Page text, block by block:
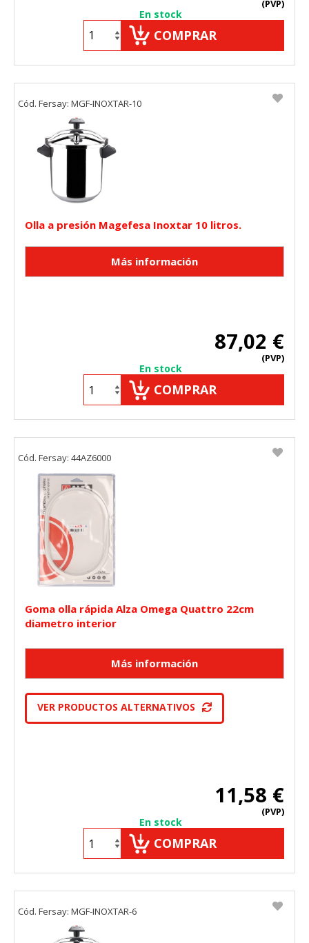
(PVP)
En stock
COMPRAR
Olla a presión Magefesa Inoxtar 10 litros.
87,02 €
(PVP)
En stock
COMPRAR
Cód. Fersay: MGF-INOXTAR-10
Goma olla rápida Alza Omega Quattro 22cm
diametro interior
VER PRODUCTOS ALTERNATIVOS
11,58 €
(PVP)
En stock
COMPRAR
Cód. Fersay: 44AZ6000
Cód. Fersay: MGF-INOXTAR-6